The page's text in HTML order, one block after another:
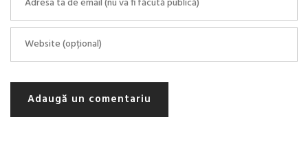
Adaugă un comentariu